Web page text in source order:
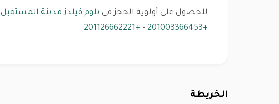
للحصول على أولوية الحجز في بلوم فيلدز مدينة المستقبل
+201003366453
-
+201126662221
الخريطة